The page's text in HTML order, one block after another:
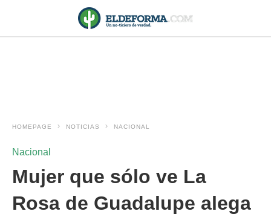
HOMEPAGE NOTICIAS NACIONAL
Nacional
Mujer que sólo ve La
Rosa de Guadalupe alega